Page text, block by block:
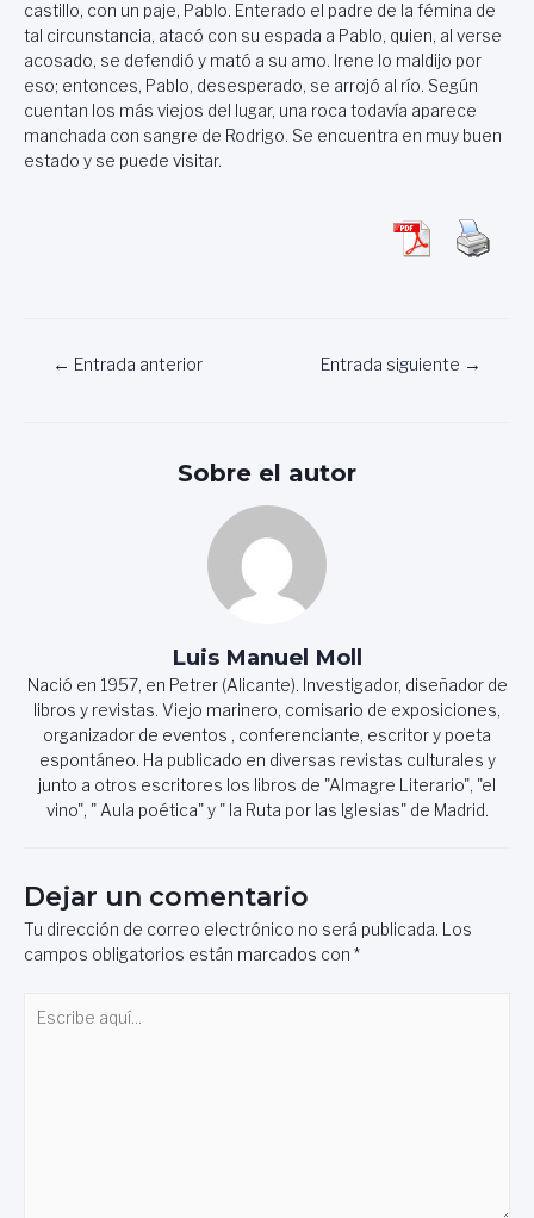
castillo, con un paje, Pablo. Enterado el padre de la fémina de
tal circunstancia, atacó con su espada a Pablo, quien, al verse
acosado, se defendió y mató a su amo. Irene lo maldijo por
eso; entonces, Pablo, desesperado, se arrojó al río. Según
cuentan los más viejos del lugar, una roca todavía aparece
manchada con sangre de Rodrigo. Se encuentra en muy buen
estado y se puede visitar.
Navegación
← Entrada anterior Entrada siguiente →
Sobre el autor
Luis Manuel Moll
Nació en 1957, en Petrer (Alicante). Investigador, diseñador de
libros y revistas. Viejo marinero, comisario de exposiciones,
organizador de eventos , conferenciante, escritor y poeta
espontáneo. Ha publicado en diversas revistas culturales y
junto a otros escritores los libros de "Almagre Literario", "el
vino", " Aula poética" y " la Ruta por las Iglesias" de Madrid.
Dejar un comentario
Tu dirección de correo electrónico no será publicada. Los
campos obligatorios están marcados con *
aquí...